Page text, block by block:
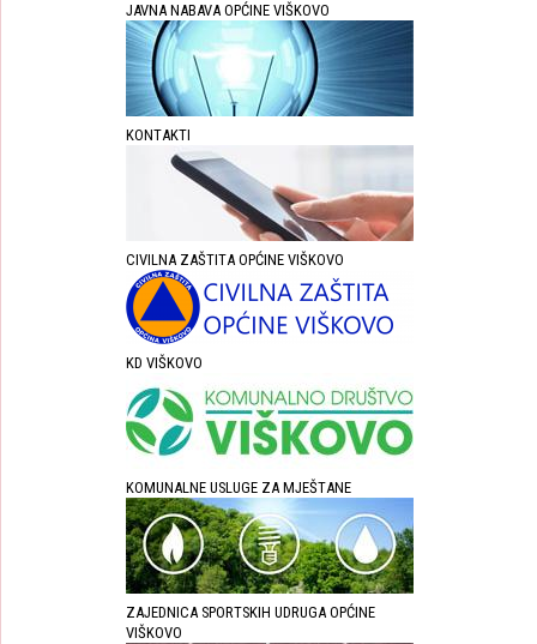
JAVNA NABAVA OPĆINE VIŠKOVO
KONTAKTI
CIVILNA ZAŠTITA OPĆINE VIŠKOVO
KD VIŠKOVO
KOMUNALNE USLUGE ZA MJEŠTANE
ZAJEDNICA SPORTSKIH UDRUGA OPĆINE
VIŠKOVO